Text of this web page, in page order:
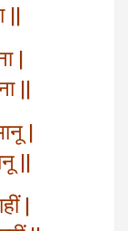
||
|
||
|
||
|